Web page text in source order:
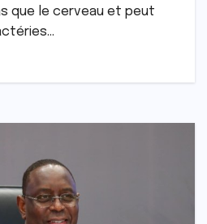
que le cerveau et peut